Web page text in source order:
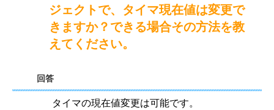
ジェクトで、タイマ現在値は変更で
きますか？できる場合その方法を教
えてください。
回答
タイマの現在値変更は可能です。